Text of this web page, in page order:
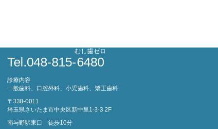
Tel.048-815-6480
むし歯ゼロ
診療内容
一般歯科、口腔外科、小児歯科、矯正歯科
〒338-0011
埼玉県さいたま市中央区新中里1-3-3 2F
南与野駅東口 徒歩10分